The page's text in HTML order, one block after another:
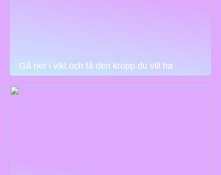
Gå ner i vikt och få den kropp du vill ha